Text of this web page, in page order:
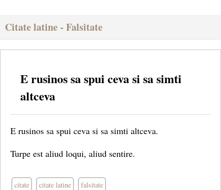
Citate latine - Falsitate
E rusinos sa spui ceva si sa simti
altceva
E rusinos sa spui ceva si sa simti altceva.
Turpe est aliud loqui, aliud sentire.
citate citate latine falsitate